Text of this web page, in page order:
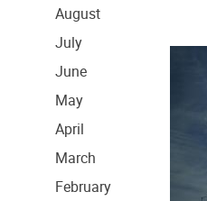
August
July
June
May
April
March
February